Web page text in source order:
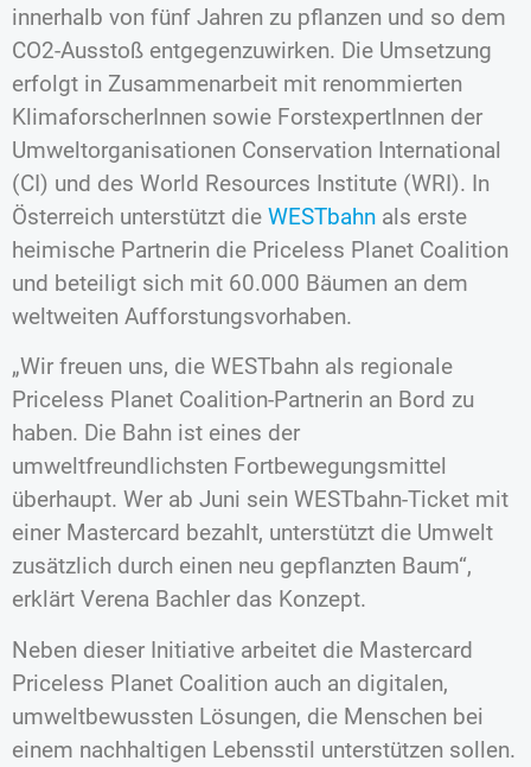
innerhalb von fünf Jahren zu pflanzen und so dem
CO2-Ausstoß entgegenzuwirken. Die Umsetzung
erfolgt in Zusammenarbeit mit renommierten
KlimaforscherInnen sowie ForstexpertInnen der
Umweltorganisationen Conservation International
(CI) und des World Resources Institute (WRI). In
Österreich unterstützt die WESTbahn als erste
heimische Partnerin die Priceless Planet Coalition
und beteiligt sich mit 60.000 Bäumen an dem
weltweiten Aufforstungsvorhaben.
„Wir freuen uns, die WESTbahn als regionale
Priceless Planet Coalition-Partnerin an Bord zu
haben. Die Bahn ist eines der
umweltfreundlichsten Fortbewegungsmittel
überhaupt. Wer ab Juni sein WESTbahn-Ticket mit
einer Mastercard bezahlt, unterstützt die Umwelt
zusätzlich durch einen neu gepflanzten Baum“,
erklärt Verena Bachler das Konzept.
Neben dieser Initiative arbeitet die Mastercard
Priceless Planet Coalition auch an digitalen,
umweltbewussten Lösungen, die Menschen bei
einem nachhaltigen Lebensstil unterstützen sollen.